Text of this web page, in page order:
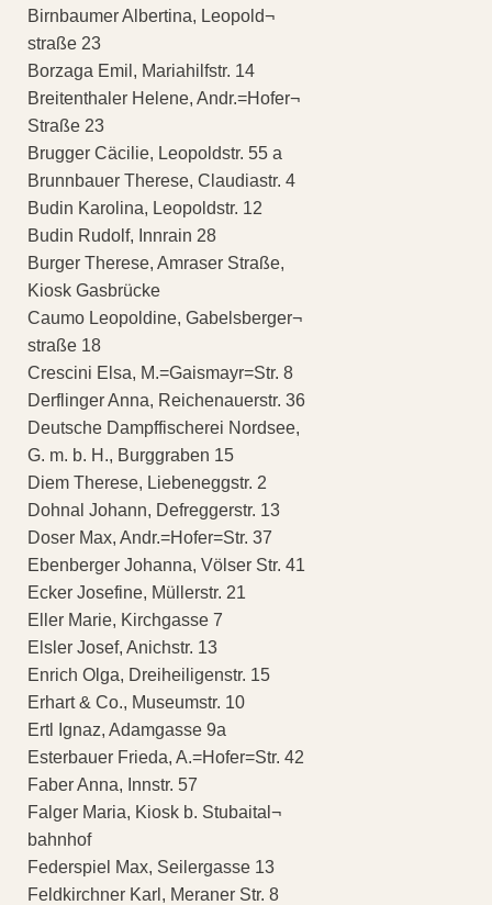
Birnbaumer Albertina, Leopold¬
straße 23
Borzaga Emil, Mariahilfstr. 14
Breitenthaler Helene, Andr.=Hofer¬
Straße 23
Brugger Cäcilie, Leopoldstr. 55 a
Brunnbauer Therese, Claudiastr. 4
Budin Karolina, Leopoldstr. 12
Budin Rudolf, Innrain 28
Burger Therese, Amraser Straße,
Kiosk Gasbrücke
Caumo Leopoldine, Gabelsberger¬
straße 18
Crescini Elsa, M.=Gaismayr=Str. 8
Derflinger Anna, Reichenauerstr. 36
Deutsche Dampffischerei Nordsee,
G. m. b. H., Burggraben 15
Diem Therese, Liebeneggstr. 2
Dohnal Johann, Defreggerstr. 13
Doser Max, Andr.=Hofer=Str. 37
Ebenberger Johanna, Völser Str. 41
Ecker Josefine, Müllerstr. 21
Eller Marie, Kirchgasse 7
Elsler Josef, Anichstr. 13
Enrich Olga, Dreiheiligenstr. 15
Erhart & Co., Museumstr. 10
Ertl Ignaz, Adamgasse 9a
Esterbauer Frieda, A.=Hofer=Str. 42
Faber Anna, Innstr. 57
Falger Maria, Kiosk b. Stubaital¬
bahnhof
Federspiel Max, Seilergasse 13
Feldkirchner Karl, Meraner Str. 8